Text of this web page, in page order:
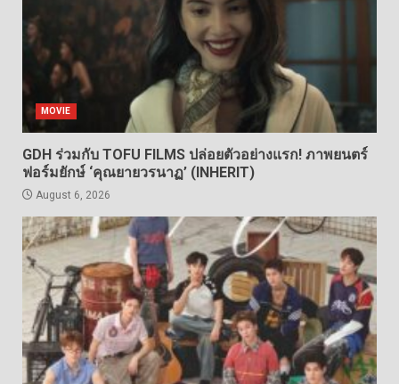
MOVIE
GDH ร่วมกับ TOFU FILMS ปล่อยตัวอย่างแรก! ภาพยนตร์
ฟอร์มยักษ์ ‘คุณยายวรนาฏ’ (INHERIT)
August 6, 2026